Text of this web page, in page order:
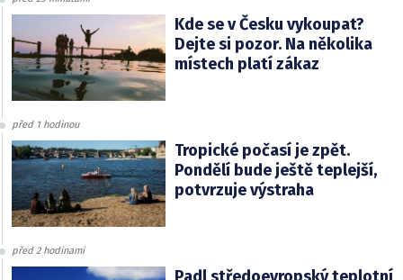
Kde se v Česku vykoupat?
Dejte si pozor. Na několika
místech platí zákaz
před 1 hodinou
Tropické počasí je zpět.
Pondělí bude ještě teplejší,
potvrzuje výstraha
před 2 hodinami